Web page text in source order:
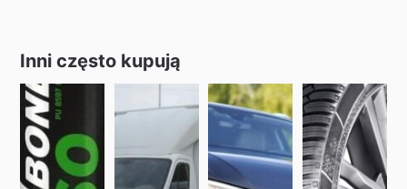
Inni często kupują